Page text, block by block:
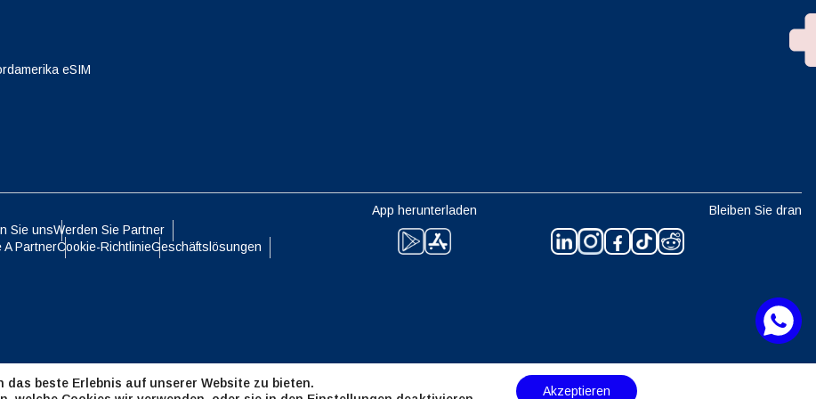
eSIM
Sie unsWerden Sie Partner
A PartnerCookie-RichtlinieGeschäftslösungen
App herunterladen Bleiben Sie dran
Polski
- Japanischer Yen
- Indonesische Rupiah AUD - Australischer Dollar
- Kanadischer Dollar GBP - Pfund Sterling
- Schweizer Franken NZD - Neuseeland-Dollar
das beste Erlebnis auf unserer Website zu bieten.
Akzeptieren